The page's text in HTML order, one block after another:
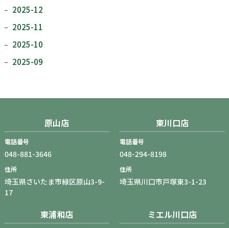
2025-12
2025-11
2025-10
2025-09
原山店
電話番号
048-881-3646
住所
埼玉県さいたま市緑区原山3-9-
17
東川口店
電話番号
048-294-8198
住所
埼玉県川口市戸塚東3-1-23
東浦和店 ミエル川口店